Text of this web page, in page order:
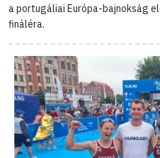
a portugáliai Európa-bajnokság
fináléra.